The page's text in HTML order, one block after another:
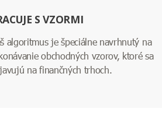
S VZORMI
algoritmus je špeciálne navrhnutý na
obchodných vzorov, ktoré sa
na finančných trhoch.